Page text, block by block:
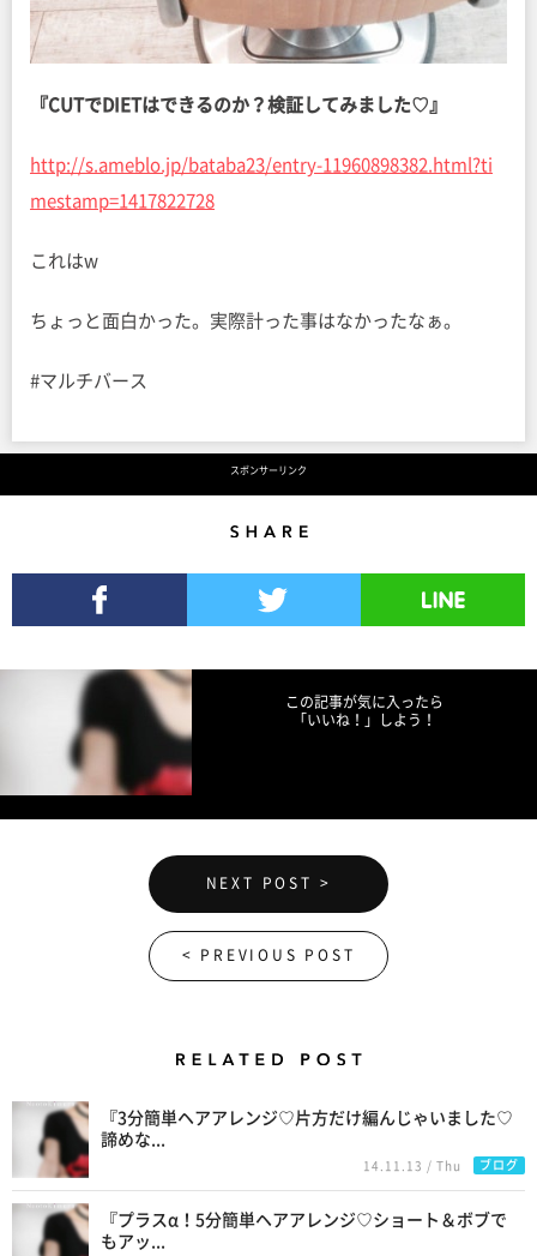
『CUTでDIETはできるのか？検証してみました♡』
http://s.ameblo.jp/bataba23/entry-11960898382.html?ti
mestamp=1417822728
これはw
ちょっと面白かった。実際計った事はなかったなぁ。
#マルチバース
スポンサーリンク
この記事が気に入ったら
「いいね！」しよう！
NEXT POST >
< PREVIOUS POST
『3分簡単ヘアアレンジ♡片方だけ編んじゃいました♡
諦めな...
14.11.13 / Thu ブログ
『プラスα！5分簡単ヘアアレンジ♡ショート＆ボブで
もアッ...